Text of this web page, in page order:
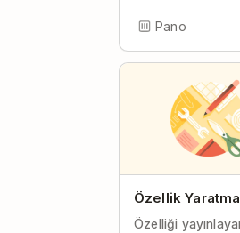
Pano
Özellik Yaratma
Özelliği